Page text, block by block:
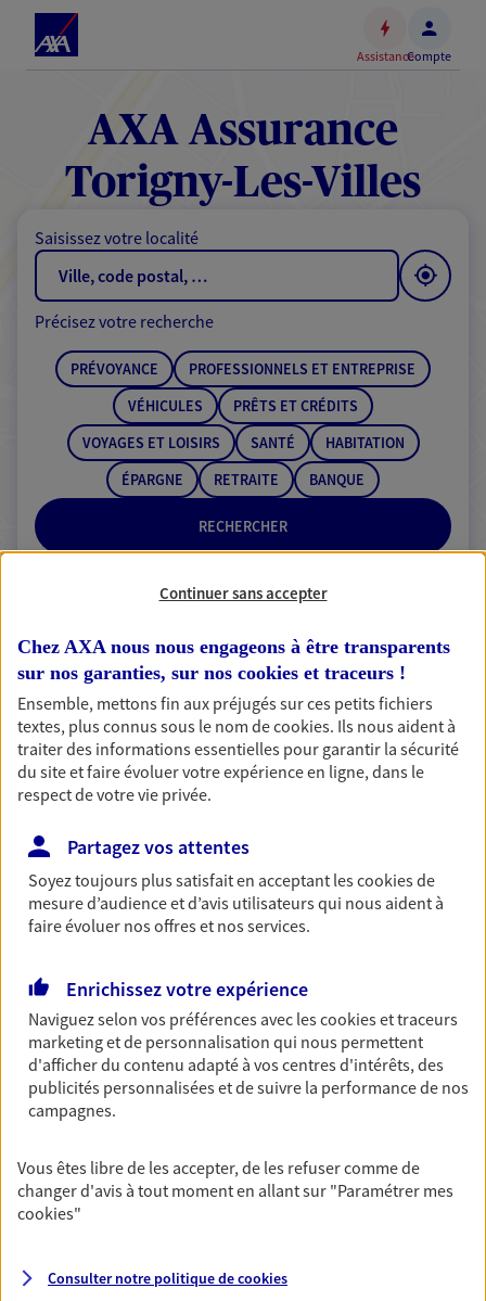
Accéder
contenu
principal
Accéder
au
de
AssistanceCompte
AXA Assurance
Torigny-Les-Villes
Saisissez votre localité
RECHERCHER
Précisez votre recherche
PRÉVOYANCE
PROFESSIONNELS ET ENTREPRISE
VÉHICULES
PRÊTS ET CRÉDITS
VOYAGES ET LOISIRS
SANTÉ
HABITATION
ÉPARGNE
RETRAITE BANQUE
2 résultats correspondent à votre
recherche
Passer les
résultats
Liste Carte
Melika Delauney
Agent Général d'assurance exclusif AXA
France
11 C Rue Havin Bp 46, 50160 Torigny Les Villes
Ouvre demain à 09:00
02 33 55 68 87
PRENDRE RENDEZ-VOUS
VOIR NOTRE SITE WEB
Continuer sans accepter
Chez AXA nous nous engageons à être transparents
sur nos garanties, sur nos cookies et traceurs !
Ensemble, mettons fin aux préjugés sur ces petits fichiers
textes, plus connus sous le nom decookies. Ils nous aident à
traiter des informations essentielles pour garantir la sécurité
du site et faire évoluer votre expérience en ligne, dans le
respect de votre vie privée.
Partagez vos attentes
Soyez toujours plus satisfait en acceptant lescookiesde
mesure d’audience et d’avis utilisateurs qui nous aident à
faire évoluer nos offres et nos services.
Enrichissez votre expérience
Naviguez selon vos préférences avec lescookies et traceurs
marketing et de personnalisation qui nous permettent
d'afficher du contenu adapté à vos centres d'intérêts, des
publicités personnalisées et de suivre la performance de nos
campagnes.
Vous êtes libre de les accepter, de les refuser comme de
changer d'avis à tout moment en allant sur "Paramétrer mes
cookies"
Consulter notre politique decookies